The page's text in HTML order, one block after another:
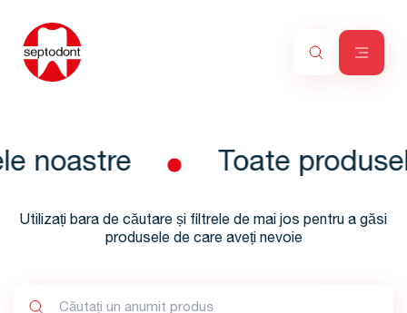
noastre Toate
Utilizați bara de căutare și filtrele de mai jos pentru a găsi
produsele de care aveți nevoie